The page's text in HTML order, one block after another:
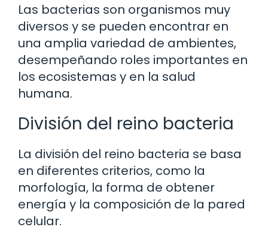
Las bacterias son organismos muy
diversos y se pueden encontrar en
una amplia variedad de ambientes,
desempeñando roles importantes en
los ecosistemas y en la salud
humana.
División del reino bacteria
La división del reino bacteria se basa
en diferentes criterios, como la
morfología, la forma de obtener
energía y la composición de la pared
celular.